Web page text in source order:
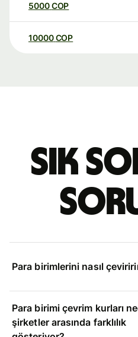
5000COP
10000 COP
Sık
Para birimlerini nasıl
Para birimi çevrim kurları
şirketler arasında farklılık